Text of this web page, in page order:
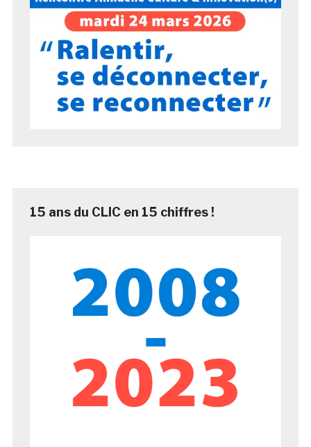
15 ans du CLIC en 15 chiffres !